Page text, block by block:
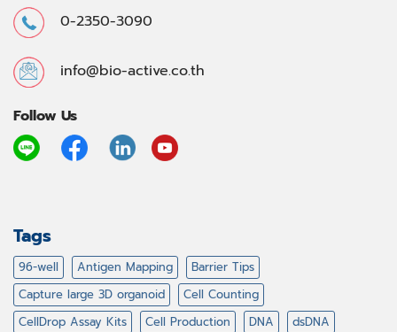
0-2350-3090
info@bio-active.co.th
Follow Us
Tags
96-well Antigen Mapping
Barrier Tips
Capture large 3D organoid
Cell Counting
CellDrop Assay Kits
Cell Production DNA
dsDNA